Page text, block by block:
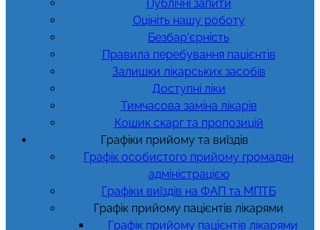
Публічні запити
Оцініть нашу роботу
Безбар’єрність
Правила перебування пацієнтів
Залишки лікарських засобів
Доступні ліки
Тимчасова заміна лікарів
Кошик скарг та пропозицій
Графіки прийому та виїздів
Графік особистого прийому громадян
адміністрацією
Графіки виїздів на ФАП та МПТБ
Графік прийому пацієнтів лікарями
Графік прийому пацієнтів лікарями